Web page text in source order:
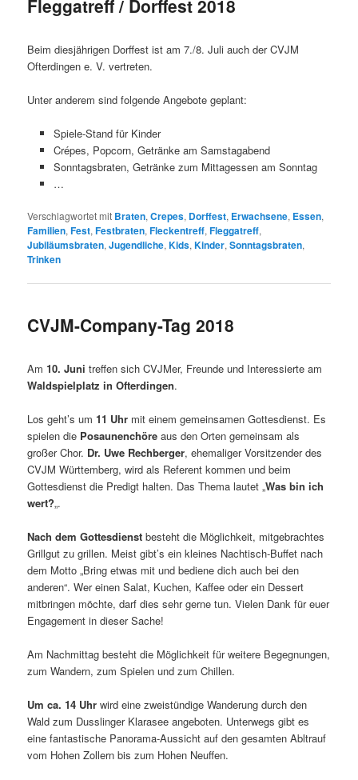
Fleggatreff / Dorffest 2018
Beim diesjährigen Dorffest ist am 7./8. Juli auch der CVJM
Ofterdingen e. V. vertreten.
Unter anderem sind folgende Angebote geplant:
Spiele-Stand für Kinder
Crépes, Popcorn, Getränke am Samstagabend
Sonntagsbraten, Getränke zum Mittagessen am Sonntag
…
Verschlagwortet mit Braten,Crepes, Dorffest, Erwachsene, Essen,
Familien,Fest,Festbraten,Fleckentreff,Fleggatreff,
Jubiläumsbraten,Jugendliche,Kids,Kinder,Sonntagsbraten,
Trinken
CVJM-Company-Tag 2018
Am10. Juni treffen sich CVJMer, Freunde und Interessierte am
Waldspielplatz in Ofterdingen.
Los geht’s um11 Uhr mit einem gemeinsamen Gottesdienst. Es
spielen die Posaunenchöre aus den Orten gemeinsam als
großer Chor. Dr. Uwe Rechberger, ehemaliger Vorsitzender des
CVJM Württemberg, wird als Referent kommen und beim
Gottesdienst die Predigt halten. Das Thema lautet „Was bin ich
wert?„.
Nach dem Gottesdienst besteht die Möglichkeit, mitgebrachtes
Grillgut zu grillen. Meist gibt’s ein kleines Nachtisch-Buffet nach
dem Motto „Bring etwas mit und bediene dich auch bei den
anderen“. Wer einen Salat, Kuchen, Kaffee oder ein Dessert
mitbringen möchte, darf dies sehr gerne tun. Vielen Dank für euer
Engagement in dieser Sache!
Am Nachmittag besteht die Möglichkeit für weitere Begegnungen,
zum Wandern, zum Spielen und zum Chillen.
Um ca. 14 Uhr wird eine zweistündige Wanderung durch den
Wald zum Dusslinger Klarasee angeboten. Unterwegs gibt es
eine fantastische Panorama-Aussicht auf den gesamten Abltrauf
vom Hohen Zollern bis zum Hohen Neuffen.